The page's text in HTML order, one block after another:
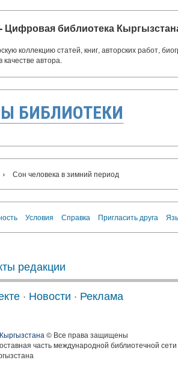
Цифровая библиотека
коллекцию статей, книг, авторских работ,
качестве автора.
БИБЛИОТЕКИ
› Сон человека в зимний период
Условия Справка Пригласить друга
редакции
· Новости · Реклама
© Все права защищены
часть международной библиотечной